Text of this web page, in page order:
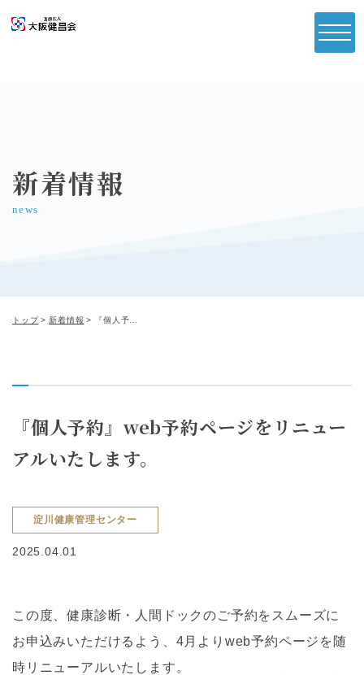
新着情報
news
トップ 新着情報
『個人予約』web予約ページをリニュー
アルいたします。
淀川健康管理センター
2025.04.01
この度、健康診断・人間ドックのご予約をスムーズに
お申込みいただけるよう、4月よりweb予約ページを随
時リニューアルいたします。